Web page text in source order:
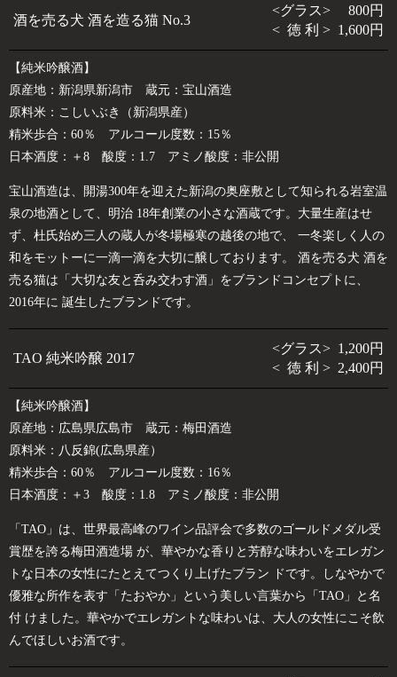
酒を売る犬 酒を造る猫 No.3
<グラス> 800円
< 徳 利 > 1,600円
【純米吟醸酒】
原産地：新潟県新潟市 蔵元：宝山酒造
原料米：こしいぶき（新潟県産）
精米歩合：60％ アルコール度数：15％
日本酒度：＋8 酸度：1.7 アミノ酸度：非公開
宝山酒造は、開湯300年を迎えた新潟の奥座敷として知られる岩室温
泉の地酒として、明治 18年創業の小さな酒蔵です。大量生産はせ
ず、杜氏始め三人の蔵人が冬場極寒の越後の地で、 一冬楽しく人の
和をモットーに一滴一滴を大切に醸しております。 酒を売る犬 酒を
売る猫は「大切な友と呑み交わす酒」をブランドコンセプトに、
2016年に 誕生したブランドです。
TAO 純米吟醸 2017
<グラス> 1,200円
< 徳 利 > 2,400円
【純米吟醸酒】
原産地：広島県広島市 蔵元：梅田酒造
原料米：八反錦(広島県産）
精米歩合：60％ アルコール度数：16％
日本酒度：＋3 酸度：1.8 アミノ酸度：非公開
「TAO」は、世界最高峰のワイン品評会で多数のゴールドメダル受
賞歴を誇る梅田酒造場 が、華やかな香りと芳醇な味わいをエレガン
トな日本の女性にたとえてつくり上げたブラン ドです。しなやかで
優雅な所作を表す「たおやか」という美しい言葉から「TAO」と名
付 けました。華やかでエレガントな味わいは、大人の女性にこそ飲
んでほしいお酒です。